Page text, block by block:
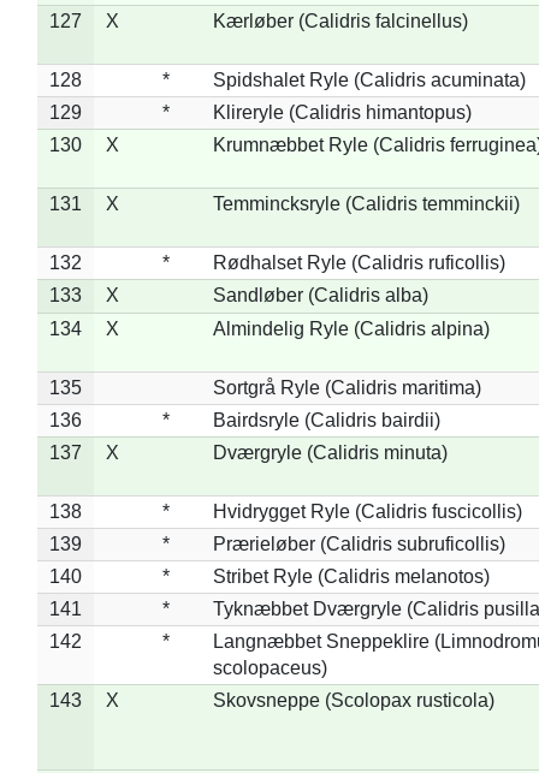
127 X Kærløber (Calidris falcinellus)
128 *
Spidshalet Ryle (Calidris acuminata)
129
*
Klireryle (Calidris himantopus)
130
X Krumnæbbet Ryle (Calidris
131 X Temmincksryle (Calidris temminckii)
132 *
Rødhalset Ryle (Calidris ruficollis)
133
X
Sandløber (Calidris alba)
134
X Almindelig Ryle (Calidris alpina)
135
Sortgrå Ryle (Calidris maritima)
136
*
Bairdsryle (Calidris bairdii)
137
X Dværgryle (Calidris minuta)
138 *
Hvidrygget Ryle (Calidris fuscicollis)
139
*
Prærieløber (Calidris subruficollis)
140
*
Stribet Ryle (Calidris melanotos)
141
*
Tyknæbbet Dværgryle (Calidris
142
*
Langnæbbet Sneppeklire
scolopaceus)
143
X Skovsneppe (Scolopax rusticola)